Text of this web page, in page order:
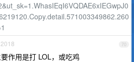
70
作用是打 LOL，或吃鸡